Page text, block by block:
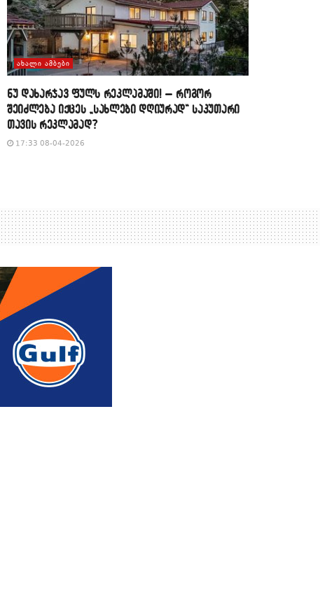
ᲐᲮᲐᲚᲘ ᲐᲛᲑᲔᲑᲘ
​ნუ დახარჯავ ფულს რეკლამაში! – როგორ
შეიძლება იქცეს „სახლები დღიურად“ საკუთარი
თავის რეკლამად?
17:33 08-04-2026